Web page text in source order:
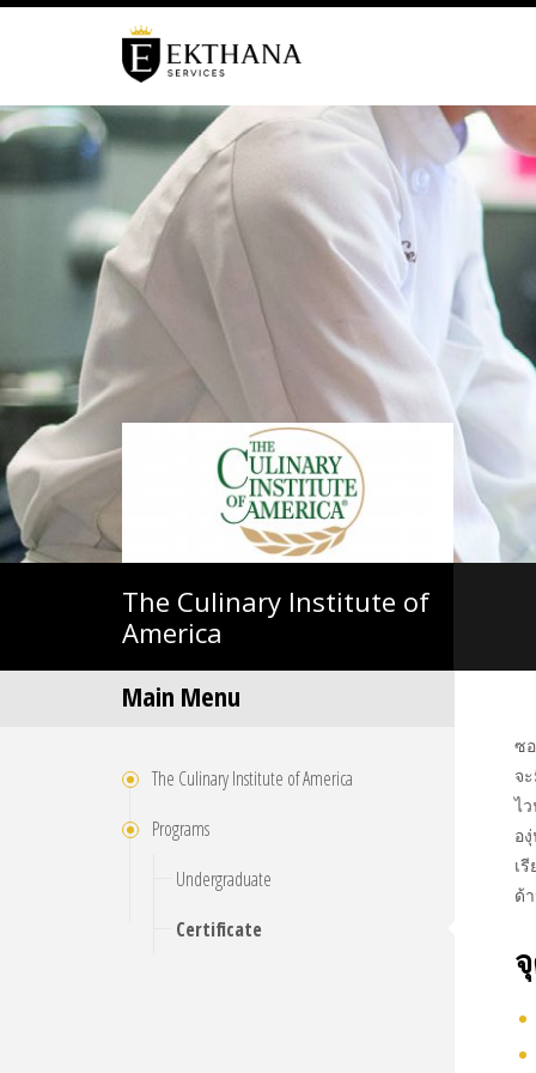
The Culinary Institute of
America
Main Menu
The Culinary Institute of America
Programs
Undergraduate
Certificate
ซ
จ
ไ
อ
เ
ด้